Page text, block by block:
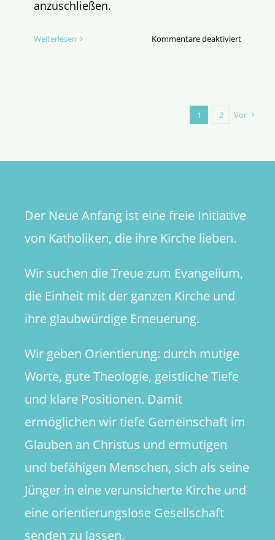
anzuschließen.
Weiterlesen Kommentare deaktiviertfür
1 2 Vor
Der Neue Anfang ist eine freie Initiative
von Katholiken, die ihre Kirche lieben.
Wir suchen die Treue zum Evangelium,
die Einheit mit der ganzen Kirche und
ihre glaubwürdige Erneuerung.
Wir geben Orientierung: durch mutige
Worte, gute Theologie, geistliche Tiefe
und klare Positionen. Damit
ermöglichen wir tiefe Gemeinschaft im
Glauben an Christus und ermutigen
und befähigen Menschen, sich als seine
Jünger in eine verunsicherte Kirche und
eine orientierungslose Gesellschaft
senden zu lassen.